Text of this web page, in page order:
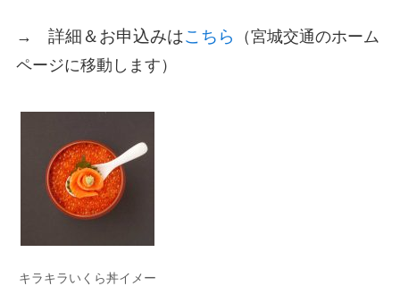
→ 詳細＆お申込みはこちら
（宮城交通のホーム
ページに移動します）
キラキラいくら丼イメー